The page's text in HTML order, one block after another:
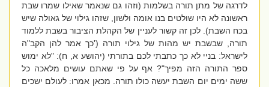
לדרגה של מתן תורה בשלמות (וזהו גם שנאמר שאילו שמרו שבת
ראשונה לא היו שולטים בנו אומה ולשון, שזהו גילוי של גאולה שיש
בכח השבת). לכן זה קשור לעניין של הקהלת הציבור בשבת ללמוד
תורה, שבשבת יש מהות של גילוי תורה ('כך אמר להן הקב"ה
לישראל: בניי לא כך כתבתי לכם בתורתי (יהושע א, ח): "לא ימוש
ספר התורה הזה מפיך"? אף על פי שאתם עושים מלאכה כל
ששה ימים יום השבת יעשה כולו תורה. מכאן אמרו: לעולם ישכים